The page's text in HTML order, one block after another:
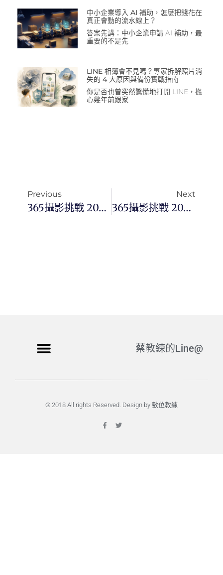
中小企業導入 AI 補助，怎麼把錢花在
真正會動的流水線上？
答案先講：中小企業申請 AI 補助，最
重要的不是先
LINE 相簿會不見嗎？專家拆解照片消
失的 4 大原因與備份實戰指南
你是否也曾突然驚慌地打開 LINE，擔
心幾年前跟家
Previous
365攝影挑戰 20240102(二) 002/365 Day2902
Next
365攝影挑戰 20240104(四) 004/365 Day2904
蔡教練的Line@
© 2018 All rights Reserved. Design by 數位教練